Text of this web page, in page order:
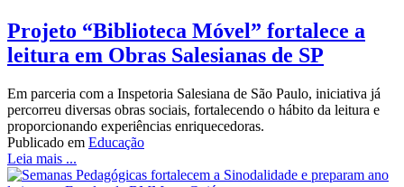
Projeto “Biblioteca Móvel” fortalece a
leitura em Obras Salesianas de SP
Em parceria com a Inspetoria Salesiana de São Paulo, iniciativa já
percorreu diversas obras sociais, fortalecendo o hábito da leitura e
proporcionando experiências enriquecedoras.
Publicado em Educação
Leia mais ...